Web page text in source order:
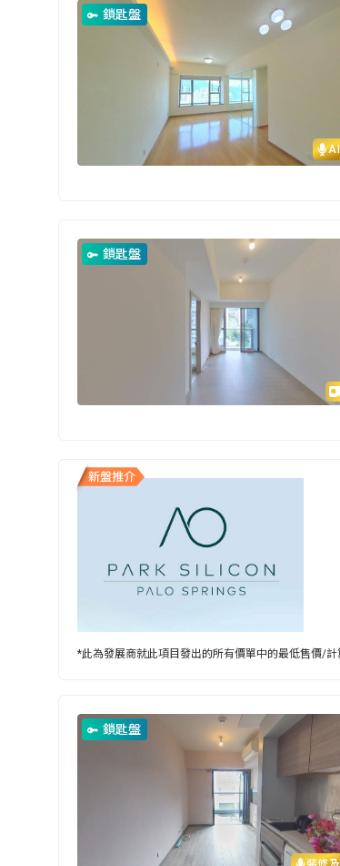
鎖匙盤
鎖匙盤
*此為發展商就此項目發出的所有價單中的最低售價/
鎖匙盤